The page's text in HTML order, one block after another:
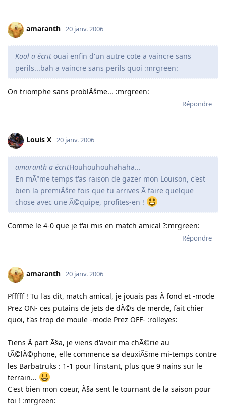
amaranth 20 janv. 2006
Kool a écrit ouai enfin d'un autre cote a vaincre sans
perils...bah a vaincre sans perils quoi :mrgreen:
On triomphe sans problÃšme... :mrgreen:
Répondre
Louis X 20 janv. 2006
amaranth a écritHouhouhouhahaha...
En mÃªme temps t'as raison de gazer mon Louison, c'est
bien la premiÃšre fois que tu arrives Ã faire quelque
chose avec une Ã©quipe, profites-en !
Comme le 4-0 que je t'ai mis en match amical ?:mrgreen:
Répondre
amaranth 20 janv. 2006
Pfffff ! Tu l'as dit, match amical, je jouais pas Ã fond et -mode
Prez ON- ces putains de jets de dÃ©s de merde, fait chier
quoi, t'as trop de moule -mode Prez OFF- :rolleyes:
Tiens Ã part Ã§a, je viens d'avoir ma chÃ©rie au
tÃ©lÃ©phone, elle commence sa deuxiÃšme mi-temps contre
les Barbatruks : 1-1 pour l'instant, plus que 9 nains sur le
terrain...
C'est bien mon coeur, Ã§a sent le tournant de la saison pour
toi ! :mrgreen: